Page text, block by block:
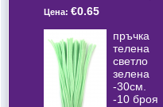
Цена: €0.65
пръчка
телена
светлo
зелена
-30см.
-10 броя